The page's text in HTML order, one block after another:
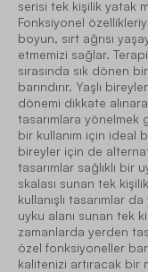
serisi tek kişilik yatak
Fonksiyonel
boyun, sırt ağrısı
etmemizi sağlar.
sırasında sık dönen
barındırır. Yaşlı
dönemi dikkate
tasarımlara yönelmek
bir kullanım için ideal
bireyler için de
tasarımlar sağlıklı bir
skalası sunan tek
kullanışlı tasarımlar
uyku alanı sunan tek
zamanlarda yerden
özel fonksiyoneller
kalitenizi artıracak bir